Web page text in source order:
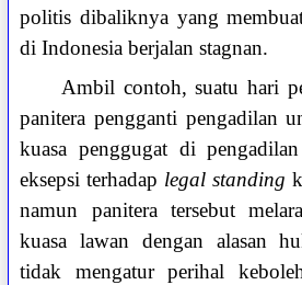
politis dibaliknya yang
di Indonesia berjalan stagnan.
Ambil contoh, suatu hari
panitera pengganti pengadilan
kuasa penggugat di
eksepsi terhadap legal standing
namun panitera tersebut
kuasa lawan dengan alasan
tidak mengatur perihal